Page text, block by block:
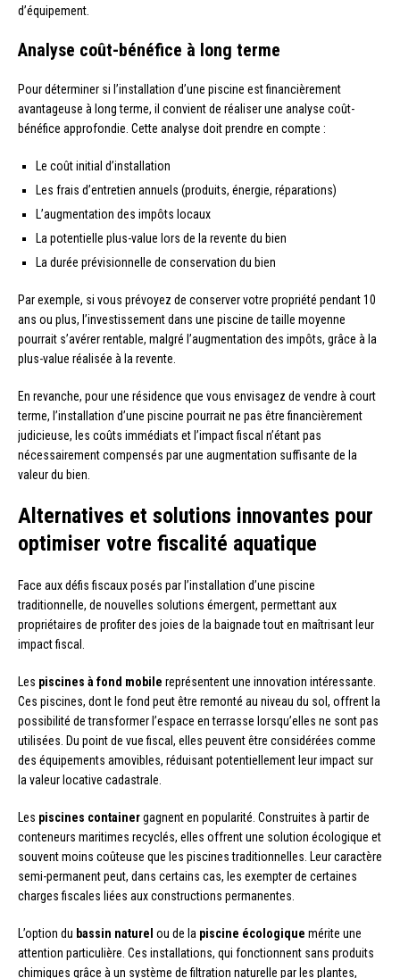
d’équipement.
Analyse coût-bénéfice à long terme
Pour déterminer si l’installation d’une piscine est financièrement
avantageuse à long terme, il convient de réaliser une analyse coût-
bénéfice approfondie. Cette analyse doit prendre en compte :
Le coût initial d’installation
Les frais d’entretien annuels (produits, énergie, réparations)
L’augmentation des impôts locaux
La potentielle plus-value lors de la revente du bien
La durée prévisionnelle de conservation du bien
Par exemple, si vous prévoyez de conserver votre propriété pendant 10
ans ou plus, l’investissement dans une piscine de taille moyenne
pourrait s’avérer rentable, malgré l’augmentation des impôts, grâce à la
plus-value réalisée à la revente.
En revanche, pour une résidence que vous envisagez de vendre à court
terme, l’installation d’une piscine pourrait ne pas être financièrement
judicieuse, les coûts immédiats et l’impact fiscal n’étant pas
nécessairement compensés par une augmentation suffisante de la
valeur du bien.
Alternatives et solutions innovantes pour
optimiser votre fiscalité aquatique
Face aux défis fiscaux posés par l’installation d’une piscine
traditionnelle, de nouvelles solutions émergent, permettant aux
propriétaires de profiter des joies de la baignade tout en maîtrisant leur
impact fiscal.
Les piscines à fond mobile représentent une innovation intéressante.
Ces piscines, dont le fond peut être remonté au niveau du sol, offrent la
possibilité de transformer l’espace en terrasse lorsqu’elles ne sont pas
utilisées. Du point de vue fiscal, elles peuvent être considérées comme
des équipements amovibles, réduisant potentiellement leur impact sur
la valeur locative cadastrale.
Les piscines containergagnent en popularité. Construites à partir de
conteneurs maritimes recyclés, elles offrent une solution écologique et
souvent moins coûteuse que les piscines traditionnelles. Leur caractère
semi-permanent peut, dans certains cas, les exempter de certaines
charges fiscales liées aux constructions permanentes.
L’option du bassin naturel ou de la piscine écologique mérite une
attention particulière. Ces installations, qui fonctionnent sans produits
chimiques grâce à un système de filtration naturelle par les plantes,